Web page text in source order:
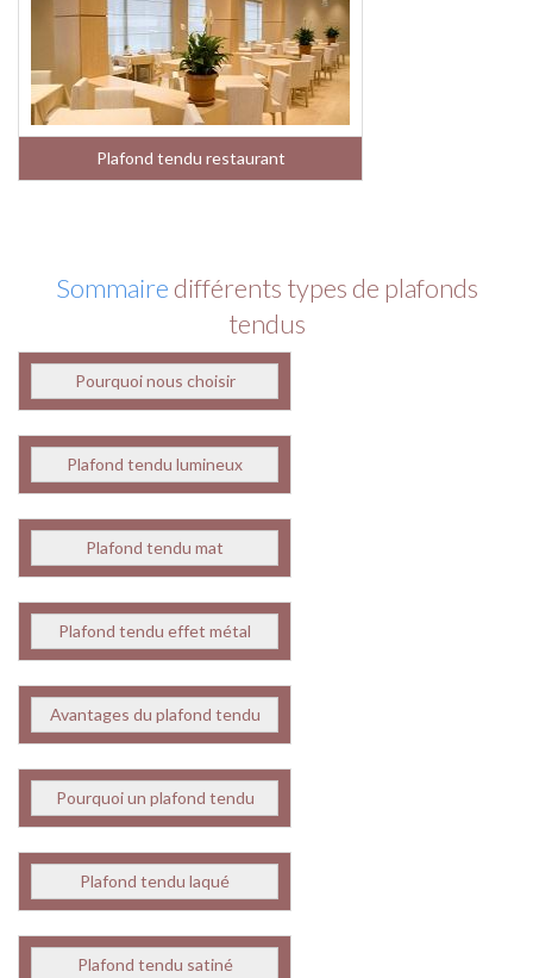
Plafond tendu restaurant
Sommaire différents types de plafonds
tendus
Pourquoi nous choisir
Plafond tendu lumineux
Plafond tendu mat
Plafond tendu effet métal
Avantages du plafond tendu
Pourquoi un plafond tendu
Plafond tendu laqué
Plafond tendu satiné